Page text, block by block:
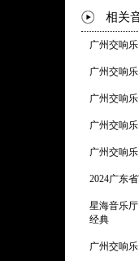
相关
广州交响
广州交响
广州交响
广州交响
广州交响
2024广东
星海音乐
经典
广州交响